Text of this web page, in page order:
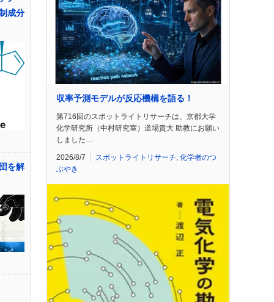
成分
を解
収率予測モデルが反応機構を語る！
第716回のスポットライトリサーチは、京都大学
化学研究所（中村研究室）道場貴大 助教にお願い
しました…
2026/8/7 スポットライトリサーチ 化学者のつ
ぶやき